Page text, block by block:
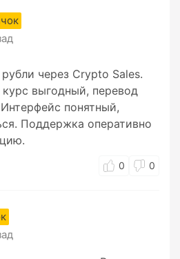
через Crypto Sales.
выгодный, перевод
понятный,
Поддержка оперативно
0 0